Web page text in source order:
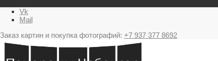
Vk
Mail
Заказ картин и покупка фотографий: +7 937 377 8692